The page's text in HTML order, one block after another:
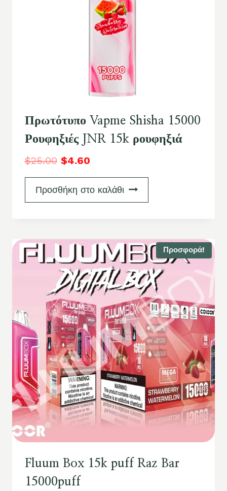
Πρωτότυπο Vapme Shisha 15000
Ρουφηξιές JNR 15k ρουφηξιά
$25.00 $4.60
Προσθήκη στο καλάθι
Προσφορά!
Fluum Box 15k puff Raz Bar
15000puff